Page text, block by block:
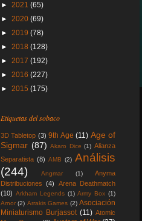
► 2021 (65)
► 2020 (69)
► 2019 (78)
► 2018 (128)
► 2017 (192)
► 2016 (227)
► 2015 (175)
Etiquetas del sobaco
3D Tabletop (3) 9th Age (11) Age of
Sigmar (87) Akaro Dice (1) Alianza
Separatista (8) AMB (2) Análisis
(244)
Angmar (1)
Anyma
Distribuciones
(4)
Arena Deathmatch
(10) Arkham Legends (1) Army Box (1)
Arnor (2) Arrakis Games (2) Asociación
Miniaturismo Burjassot (11) Atomic